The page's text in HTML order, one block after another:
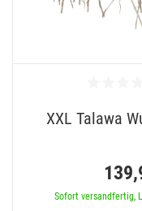
XXL Talawa
Sofort versandfertig,